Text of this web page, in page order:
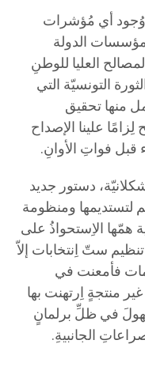
وُجود أي مُؤشرات
الدولة
العليا للوطنِ
التونسيّة التي
منها تحقيق
لِزامًا علينا الإصداح
قبل فواتِ الأوانِ.
دستور جديد
لتستديمها ومنظومة
همّها الاِستحواذُ على
ستّ اِنتخابات إلاّ
فأمعنت في
منتجةٍ اِرتهنت بها
في ظلِّ برلمانٍ
الجانبيةِ.